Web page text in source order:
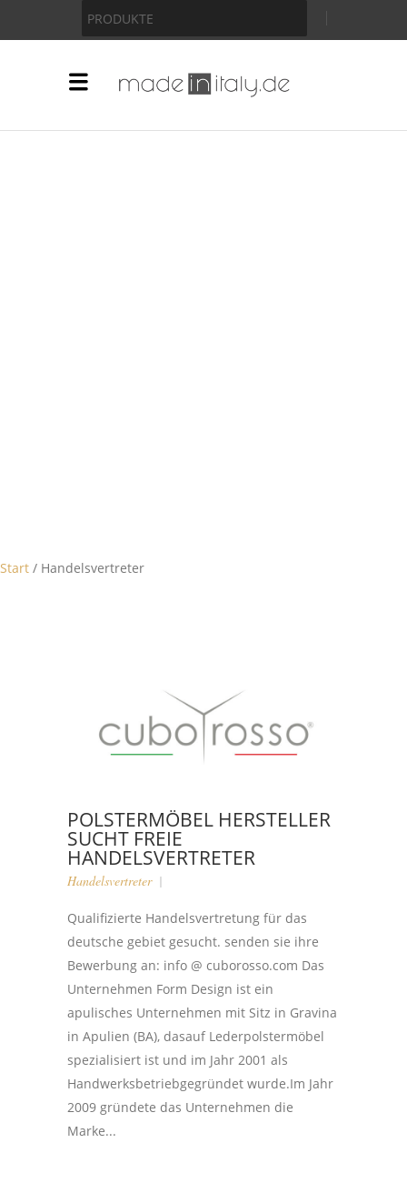
PRODUKTE
Start / Handelsvertreter
POLSTERMÖBEL HERSTELLER
SUCHT FREIE
HANDELSVERTRETER
Handelsvertreter
Qualifizierte Handelsvertretung für das
deutsche gebiet gesucht. senden sie ihre
Bewerbung an: info @ cuborosso.com Das
Unternehmen Form Design ist ein
apulisches Unternehmen mit Sitz in Gravina
in Apulien (BA), dasauf Lederpolstermöbel
spezialisiert ist und im Jahr 2001 als
Handwerksbetriebgegründet wurde.Im Jahr
2009 gründete das Unternehmen die
Marke...